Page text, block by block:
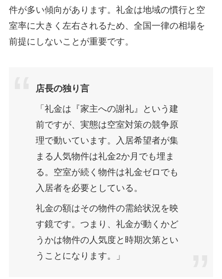
件が多い傾向があります。礼金は地域の慣行と空
室率に大きく左右されるため、全国一律の相場を
前提にしないことが重要です。
店長の独り言
「礼金は『家主への謝礼』という建
前ですが、実態は空室対策の競争原
理で動いています。入居希望者が集
まる人気物件は礼金2か月でも埋ま
る。空室が続く物件は礼金ゼロでも
入居者を必要としている。
礼金の額はその物件の需給状況を映
す鏡です。つまり、礼金が動くかど
うかは物件の人気度と時期次第とい
うことになります。」